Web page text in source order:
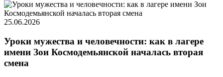
25.06.2026
Уроки мужества и человечности: как в лагере
имени Зои Космодемьянской началась вторая
смена